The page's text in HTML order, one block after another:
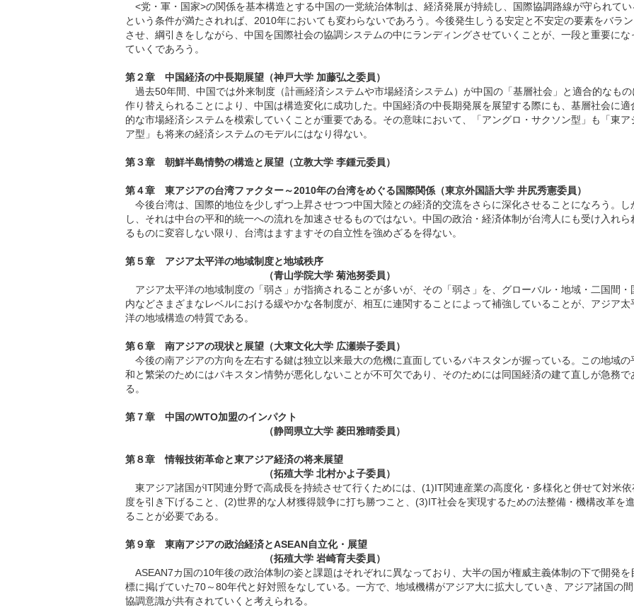
<党・軍・国家>の関係を基本構造とする中国の一党統治体制は、経済発展が持続し、国際協調路線が守られてい
という条件が満たされれば、2010年においても変わらないであろう。今後発生しうる安定と不安定の要素をバラン
させ、綱引きをしながら、中国を国際社会の協調システムの中にランディングさせていくことが、一段と重要にな
ていくであろう。
第２章 中国経済の中長期展望（神戸大学 加藤弘之委員）
過去50年間、中国では外来制度（計画経済システムや市場経済システム）が中国の「基層社会」と適合的なもの
作り替えられることにより、中国は構造変化に成功した。中国経済の中長期発展を展望する際にも、基層社会に適
的な市場経済システムを模索していくことが重要である。その意味において、「アングロ・サクソン型」も「東ア
ア型」も将来の経済システムのモデルにはなり得ない。
第３章 朝鮮半島情勢の構造と展望（立教大学 李鍾元委員）
第４章 東アジアの台湾ファクター～2010年の台湾をめぐる国際関係（東京外国語大学 井尻秀憲委員）
今後台湾は、国際的地位を少しずつ上昇させつつ中国大陸との経済的交流をさらに深化させることになろう。し
し、それは中台の平和的統一への流れを加速させるものではない。中国の政治・経済体制が台湾人にも受け入れら
るものに変容しない限り、台湾はますますその自立性を強めざるを得ない。
第５章 アジア太平洋の地域制度と地域秩序
（青山学院大学 菊池努委員）
アジア太平洋の地域制度の「弱さ」が指摘されることが多いが、その「弱さ」を、グローバル・地域・二国間・
内などさまざまなレベルにおける緩やかな各制度が、相互に連関することによって補強していることが、アジア太
洋の地域構造の特質である。
第６章 南アジアの現状と展望（大東文化大学 広瀬崇子委員）
今後の南アジアの方向を左右する鍵は独立以来最大の危機に直面しているパキスタンが握っている。この地域の
和と繁栄のためにはパキスタン情勢が悪化しないことが不可欠であり、そのためには同国経済の建て直しが急務で
る。
第７章 中国のWTO加盟のインパクト
（静岡県立大学 菱田雅晴委員）
第８章 情報技術革命と東アジア経済の将来展望
（拓殖大学 北村かよ子委員）
東アジア諸国がIT関連分野で高成長を持続させて行くためには、(1)IT関連産業の高度化・多様化と併せて対米依
度を引き下げること、(2)世界的な人材獲得競争に打ち勝つこと、(3)IT社会を実現するための法整備・機構改革を
ることが必要である。
第９章 東南アジアの政治経済とASEAN自立化・展望
（拓殖大学 岩崎育夫委員）
ASEAN7カ国の10年後の政治体制の姿と課題はそれぞれに異なっており、大半の国が権威主義体制の下で開発を
標に掲げていた70～80年代と好対照をなしている。一方で、地域機構がアジア大に拡大していき、アジア諸国の
協調意識が共有されていくと考えられる。